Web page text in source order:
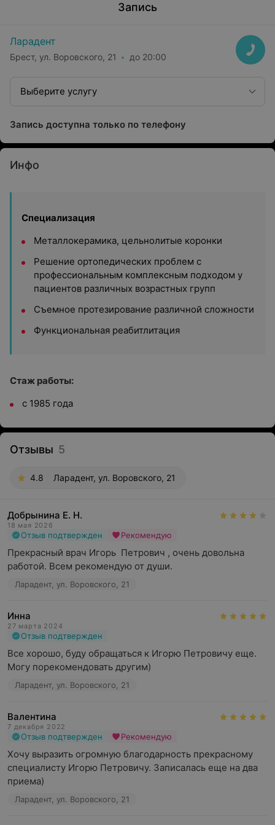
Запись
Ларадент
Брест, ул. Воровского, 21 до 20:00
Выберите услугу
Запись доступна только по телефону
Инфо
Специализация
Металлокерамика, цельнолитые коронки
Решение ортопедических проблем с
профессиональным комплексным подходом у
пациентов различных возрастных групп
Съемное протезирование различной сложности
Функциональная реабитлитация
Стаж работы:
с 1985 года
Отзывы 5
4.8 Ларадент, ул. Воровского, 21
Добрынина Е. Н.
18 мая 2026
Отзыв подтвержден Рекомендую
Прекрасный врач Игорь  Петрович , очень довольна
работой. Всем рекомендую от души.
Ларадент, ул. Воровского, 21
Инна
27 марта 2024
Отзыв подтвержден
Все хорошо, буду обращаться к Игорю Петровичу еще.
Могу порекомендовать другим)
Ларадент, ул. Воровского, 21
Валентина
7 декабря 2022
Отзыв подтвержден Рекомендую
Хочу выразить огромную благодарность прекрасному
специалисту Игорю Петровичу. Записалась еще на два
приема)
Ларадент, ул. Воровского, 21